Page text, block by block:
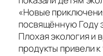
«Новые
посвящённую Году
Плохая экология и
продукты привели